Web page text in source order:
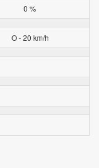
0 %
O - 20 km/h